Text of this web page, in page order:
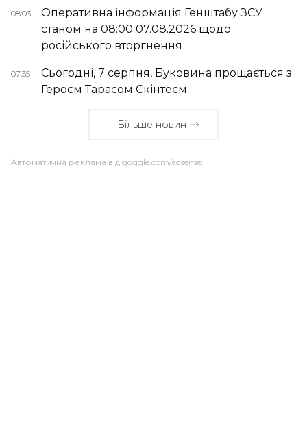
08:03
Оперативна інформація Генштабу ЗСУ
станом на 08:00 07.08.2026 щодо
російського вторгнення
07:35
Сьогодні, 7 серпня, Буковина прощається з
Героєм Тарасом Скінтеєм
Більше новин
Автоматична реклама від goggle.com/adsense: